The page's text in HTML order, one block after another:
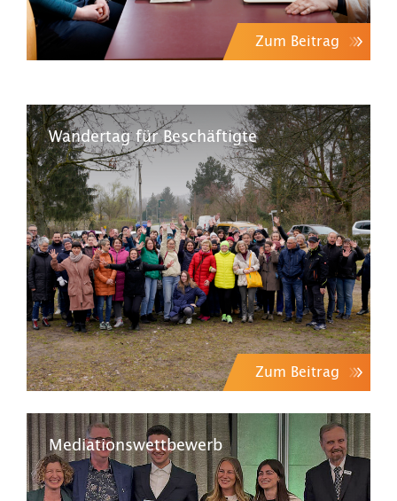
Zum Beitrag
Wandertag für Beschäftigte
Zum Beitrag
Mediationswettbewerb